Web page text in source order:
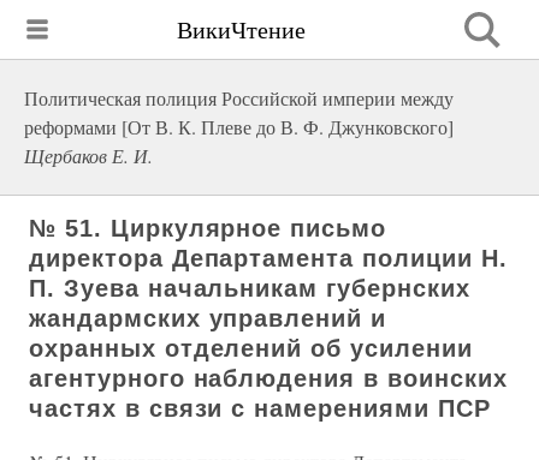
ВикиЧтение
Политическая полиция Российской империи между
реформами [От В. К. Плеве до В. Ф. Джунковского]
Щербаков Е. И.
№ 51. Циркулярное письмо
директора Департамента полиции Н.
П. Зуева начальникам губернских
жандармских управлений и
охранных отделений об усилении
агентурного наблюдения в воинских
частях в связи с намерениями ПСР